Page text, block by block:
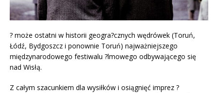
? może ostatni w historii geogra?cznych wędrówek (Toruń,
Łódź, Bydgoszcz i ponownie Toruń) najważniejszego
międzynarodowego festiwalu ?lmowego odbywającego się
nad Wisłą.
Z całym szacunkiem dla wysiłków i osiągnięć imprez ?